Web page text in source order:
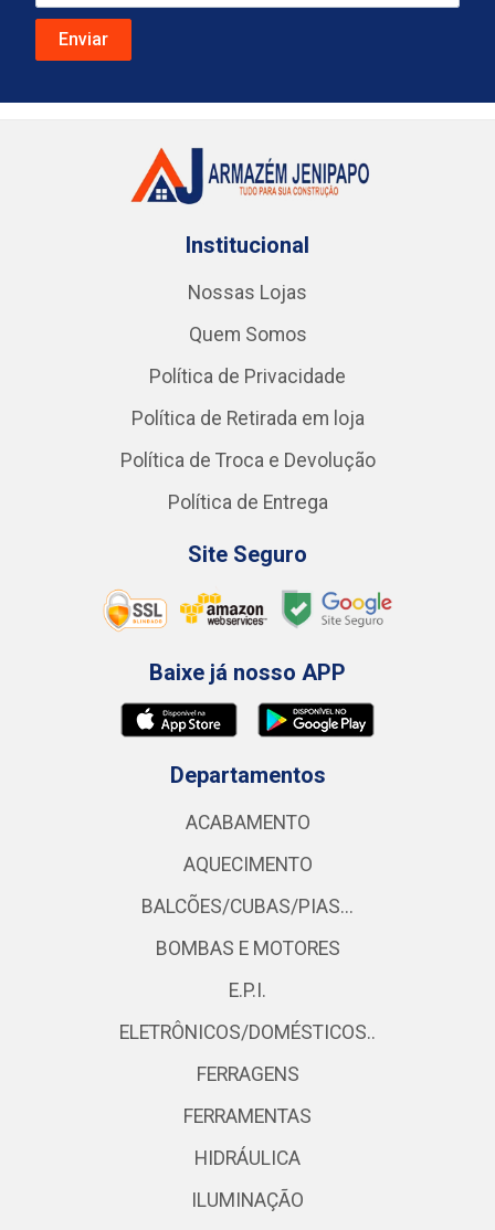
Institucional
Nossas Lojas
Quem Somos
Política de Privacidade
Política de Retirada em loja
Política de Troca e Devolução
Política de Entrega
Site Seguro
Baixe já nosso APP
Departamentos
ACABAMENTO
AQUECIMENTO
BALCÕES/CUBAS/PIAS...
BOMBAS E MOTORES
E.P.I.
ELETRÔNICOS/DOMÉSTICOS..
FERRAGENS
FERRAMENTAS
HIDRÁULICA
ILUMINAÇÃO